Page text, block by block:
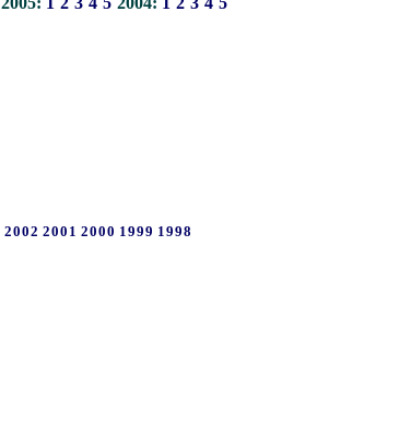
2002 2001 2000 1999 1998